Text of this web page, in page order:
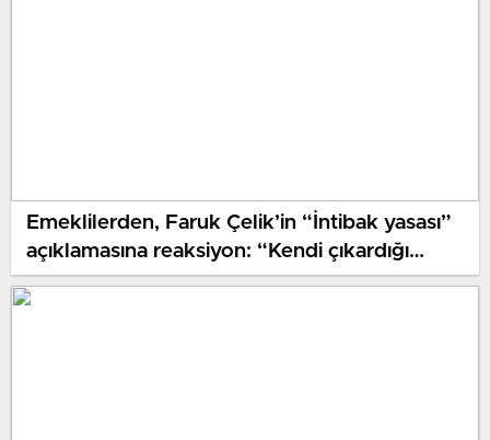
Emeklilerden, Faruk Çelik’in “İntibak yasası”
açıklamasına reaksiyon: “Kendi çıkardığı
yasanın gerçek olmadığını söylüyor”